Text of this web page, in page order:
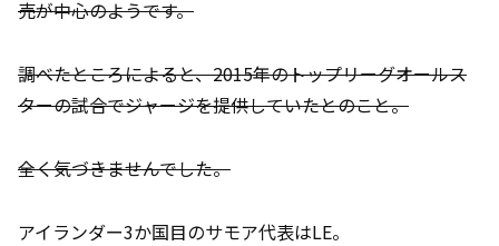
売が中心のようです。
調べたところによると、2015年のトップリーグオールス
ターの試合でジャージを提供していたとのこと。
全く気づきませんでした。
アイランダー3か国目のサモア代表はLE。